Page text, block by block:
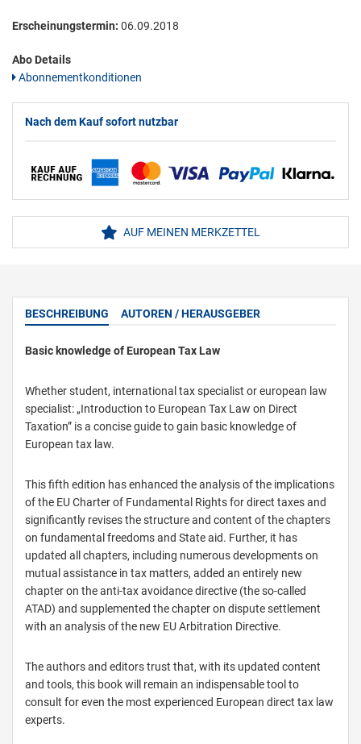
Erscheinungstermin: 06.09.2018
Abo Details
Abonnementkonditionen
Nach dem Kauf sofort nutzbar
AUF MEINEN MERKZETTEL
BESCHREIBUNG AUTOREN / HERAUSGEBER
Basic knowledge of European Tax Law
Whether student, international tax specialist or european law
specialist: „Introduction to European Tax Law on Direct
Taxation” is a concise guide to gain basic knowledge of
European tax law.
This fifth edition has enhanced the analysis of the implications
of the EU Charter of Fundamental Rights for direct taxes and
significantly revises the structure and content of the chapters
on fundamental freedoms and State aid. Further, it has
updated all chapters, including numerous developments on
mutual assistance in tax matters, added an entirely new
chapter on the anti-tax avoidance directive (the so-called
ATAD) and supplemented the chapter on dispute settlement
with an analysis of the new EU Arbitration Directive.
The authors and editors trust that, with its updated content
and tools, this book will remain an indispensable tool to
consult for even the most experienced European direct tax law
experts.